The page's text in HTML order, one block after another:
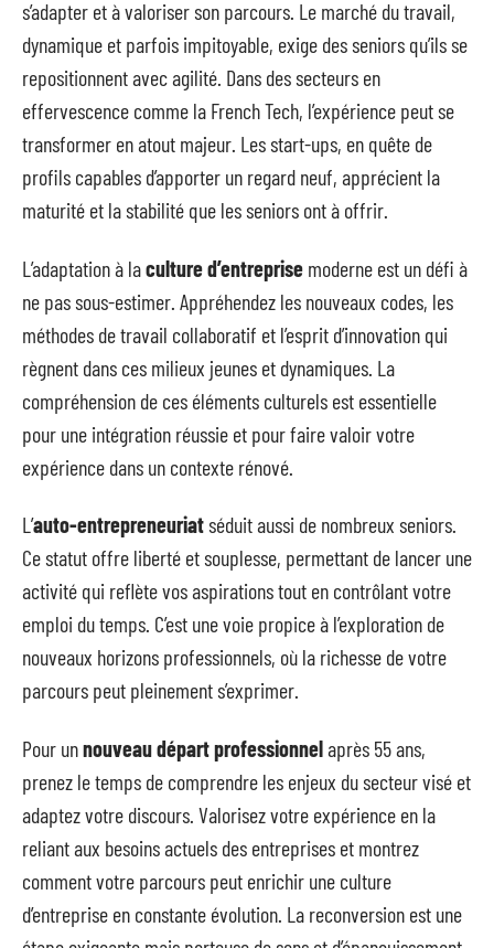
s’adapter et à valoriser son parcours. Le marché du travail,
dynamique et parfois impitoyable, exige des seniors qu’ils se
repositionnent avec agilité. Dans des secteurs en
effervescence comme la French Tech, l’expérience peut se
transformer en atout majeur. Les start-ups, en quête de
profils capables d’apporter un regard neuf, apprécient la
maturité et la stabilité que les seniors ont à offrir.
L’adaptation à laculture d’entreprise moderne est un défi à
ne pas sous-estimer. Appréhendez les nouveaux codes, les
méthodes de travail collaboratif et l’esprit d’innovation qui
règnent dans ces milieux jeunes et dynamiques. La
compréhension de ces éléments culturels est essentielle
pour une intégration réussie et pour faire valoir votre
expérience dans un contexte rénové.
L’auto-entrepreneuriatséduit aussi de nombreux seniors.
Ce statut offre liberté et souplesse, permettant de lancer une
activité qui reflète vos aspirations tout en contrôlant votre
emploi du temps. C’est une voie propice à l’exploration de
nouveaux horizons professionnels, où la richesse de votre
parcours peut pleinement s’exprimer.
Pour unnouveau départ professionnelaprès 55 ans,
prenez le temps de comprendre les enjeux du secteur visé et
adaptez votre discours. Valorisez votre expérience en la
reliant aux besoins actuels des entreprises et montrez
comment votre parcours peut enrichir une culture
d’entreprise en constante évolution. La reconversion est une